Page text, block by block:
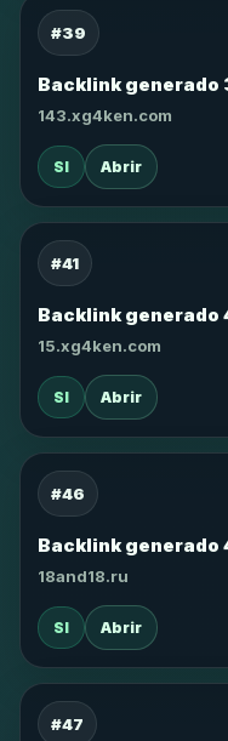
#39
Backlink generado
143.xg4ken.com
SI Abrir
#41
Backlink generado
15.xg4ken.com
SI Abrir
#46
Backlink generado
18and18.ru
SI Abrir
#47